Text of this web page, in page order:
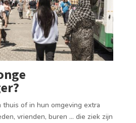
of in hun omgeving extra
vrienden, buren … die ziek zijn